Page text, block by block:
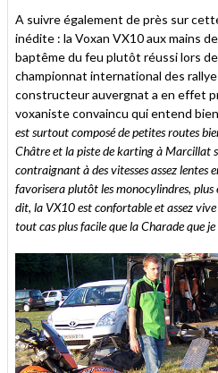
A suivre également de près sur
inédite : la Voxan VX10 aux mains
baptême du feu plutôt réussi lors
championnat international des
constructeur auvergnat a en effet
voxaniste convaincu qui entend
est surtout composé de petites routes
Châtre et la piste de karting à Marcillat
contraignant à des vitesses assez lentes
favorisera plutôt les monocylindres, plus
dit, la VX10 est confortable et assez
tout cas plus facile que la Charade que